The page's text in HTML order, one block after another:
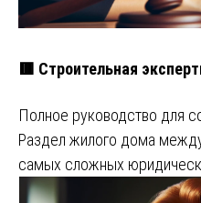
🟥 Строительная
Полное руководство для
Раздел жилого дома
самых сложных юридическ…